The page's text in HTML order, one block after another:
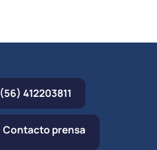
(56) 412203811
Contacto prensa